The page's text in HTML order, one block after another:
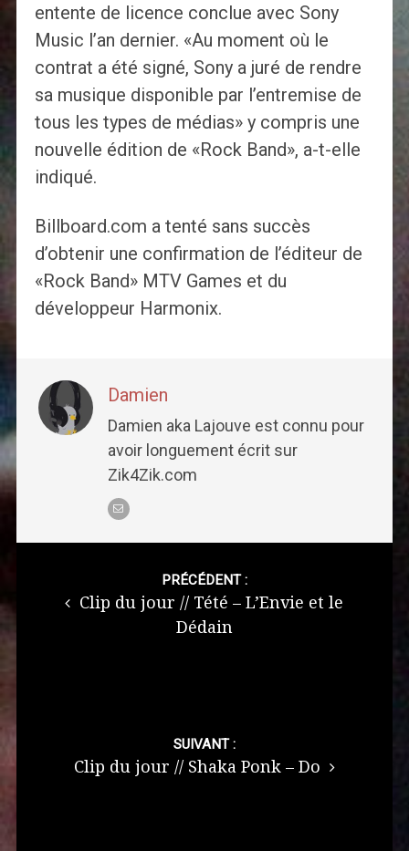
entente de licence conclue avec Sony
Music l’an dernier. «Au moment où le
contrat a été signé, Sony a juré de rendre
sa musique disponible par l’entremise de
tous les types de médias» y compris une
nouvelle édition de «Rock Band», a-t-elle
indiqué.
Billboard.com a tenté sans succès
d’obtenir une confirmation de l’éditeur de
«Rock Band» MTV Games et du
développeur Harmonix.
Damien
Damien aka Lajouve est connu pour
avoir longuement écrit sur
Zik4Zik.com
PRÉCÉDENT :
Clip du jour // Tété – L’Envie et le
Dédain
SUIVANT :
Clip du jour // Shaka Ponk – Do